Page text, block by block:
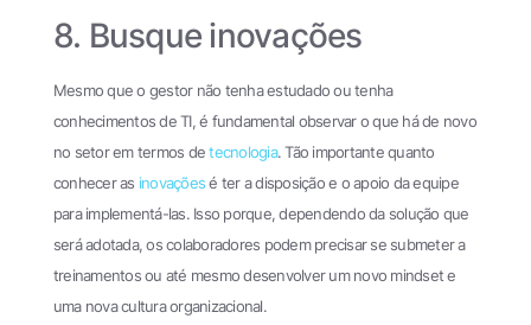
8. Busque inovações
Mesmo que o gestor não tenha estudado ou tenha
conhecimentos de TI, é fundamental observar o que há de novo
no setor em termos detecnologia. Tão importante quanto
conhecer as inovaçõesé ter a disposição e o apoio da equipe
para implementá-las. Isso porque, dependendo da solução que
será adotada, os colaboradores podem precisar se submeter a
treinamentos ou até mesmo desenvolver um novo mindset e
uma nova cultura organizacional.